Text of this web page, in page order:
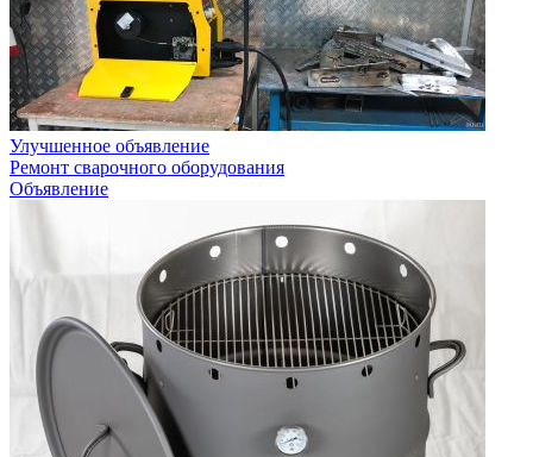
Улучшенное объявление
Ремонт сварочного оборудования
Объявление